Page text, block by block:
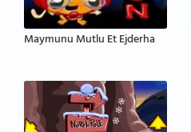
Maymunu Mutlu Et Ejderha